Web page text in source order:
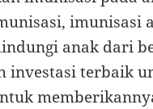
imunisasi
anak dari
investasi terbaik